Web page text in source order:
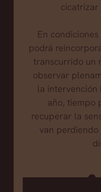
cicatrizar
En
podrá
transcurrido un
observar
la intervención
año, tiempo
recuperar la
van